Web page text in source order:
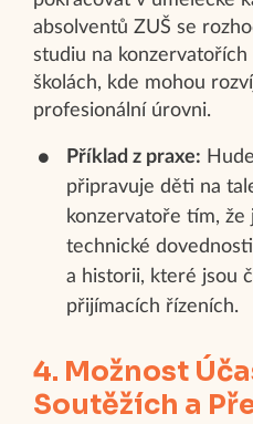
absolventů ZUŠ se
studiu na
školách, kde mohou
profesionální úrovni.
Příklad z praxe:
připravuje děti na
konzervatoře tím,
technické
a historii, které jsou
přijímacích řízeních.
4. Možnost
Soutěžích a